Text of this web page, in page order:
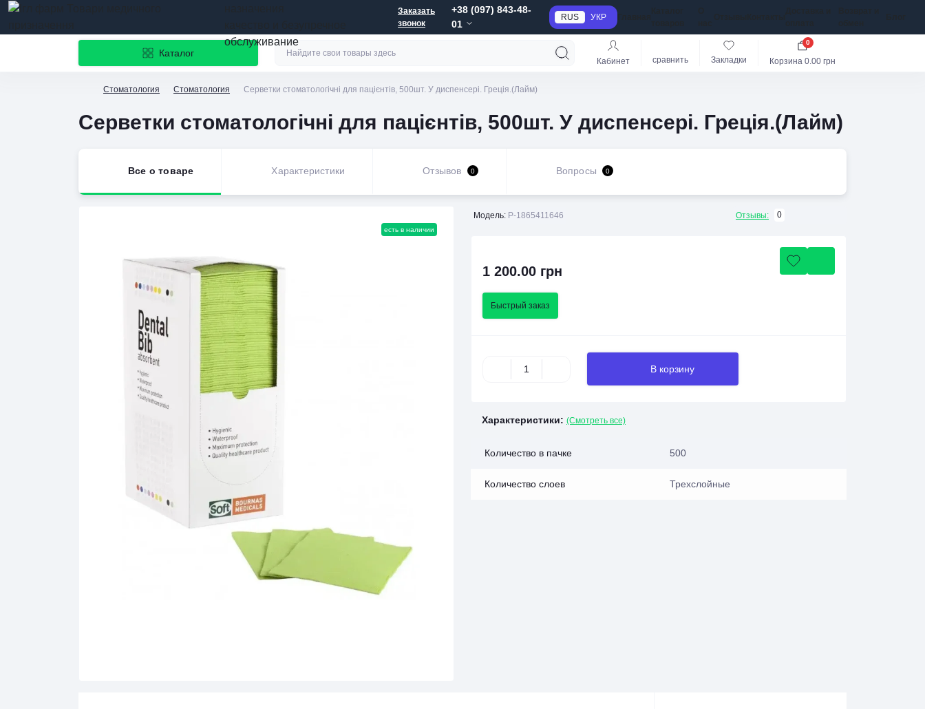
обслуживание
Заказать
звонок
+38 (097) 843-48-
01
RUS УКР
Каталог
Кабинет сравнить Закладки Корзина 0.00 грн
0
Стоматология Стоматология Серветки стоматологічні для пацієнтів, 500шт. У диспенсері. Греція.(Лайм)
Серветки стоматологічні для пацієнтів, 500шт. У диспенсері. Греція.(Лайм)
Все о товаре Характеристики Отзывов 0 Вопросы 0
есть в наличии
Модель: P-1865411646 Отзывы: 0
1 200.00 грн
Быстрый заказ
В корзину
Характеристики: (Смотреть все)
Количество в пачке 500
Количество слоев Трехслойные